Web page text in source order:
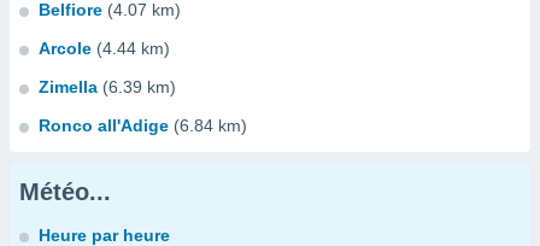
Belfiore (4.07 km)
Arcole (4.44 km)
Zimella (6.39 km)
Ronco all'Adige (6.84 km)
Météo...
Heure par heure